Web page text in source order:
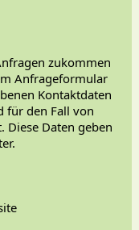
zukommen
Anfrageformular
Kontaktdaten
für den Fall von
Diese Daten geben